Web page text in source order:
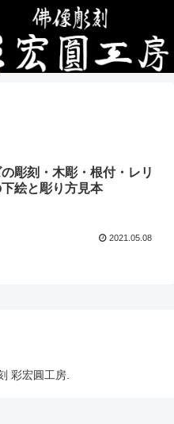
彫刻・木彫・根付・レリ
絵と彫り方見本
2021.05.08
彩宏圓工房.